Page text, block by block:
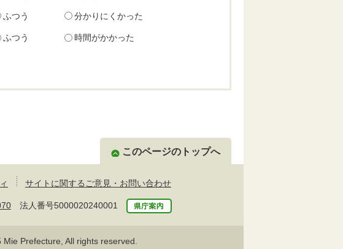
ふつう 分かりにくかった
ふつう 時間がかかった
このページのトップへ
サイトに関するご意見・お問い合わせ
法人番号5000020240001
Prefecture, All rights reserved.